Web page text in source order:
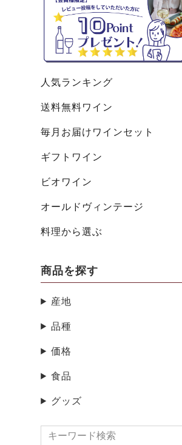
人気ランキング
送料無料ワイン
毎月お届けワインセット
ギフトワイン
ビオワイン
オールドヴィンテージ
料理から選ぶ
商品を探す
産地
品種
価格
食品
グッズ